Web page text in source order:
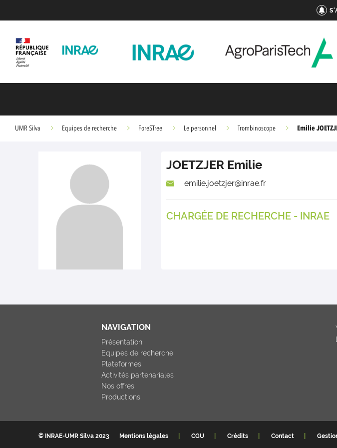
UMR Silva Equipes de recherche ForeSTree Le personnel Trombinoscope Emilie
JOETZJER Emilie
emilie.joetzjer@inrae.fr
CHARGÉE DE RECHERCHE - INRAE
NAVIGATION
Présentation
Equipes de recherche
Plateformes
Activités partenariales
Nos offres
Productions
© INRAE-UMR Silva 2023 Mentions légales CGU Crédits Contact